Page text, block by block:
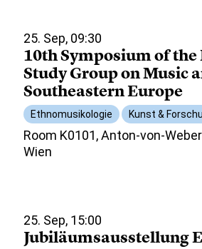
25. Sep, 09:30
10th Symposium of
Study Group on Music
Southeastern Europe
Ethnomusikologie Kunst &
Room K0101, Anton-von-
Wien
25. Sep, 15:00
Jubiläumsausstellung